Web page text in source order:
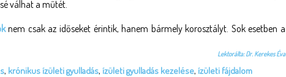
válhat a műtét.
nem csak az időseket érintik, hanem bármely korosztályt. Sok esetben a
Lektorálta:Dr. Kerekes Éva
, krónikus ízületi gyulladás, ízületi gyulladás kezelése, ízületi fájdalom